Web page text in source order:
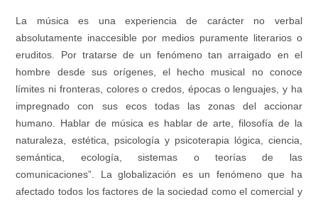
La música es una experiencia de carácter no verbal
absolutamente inaccesible por medios puramente literarios o
eruditos. Por tratarse de un fenómeno tan arraigado en el
hombre desde sus orígenes, el hecho musical no conoce
límites ni fronteras, colores o credos, épocas o lenguajes, y ha
impregnado con sus ecos todas las zonas del accionar
humano. Hablar de música es hablar de arte, filosofía de la
naturaleza, estética, psicología y psicoterapia lógica, ciencia,
semántica, ecología, sistemas o teorías de las
comunicaciones”. La globalización es un fenómeno que ha
afectado todos los factores de la sociedad como el comercial y